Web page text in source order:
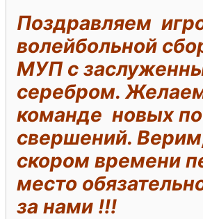
Поздравляем
волейбольной
МУП с
серебром.
команде новых
свершений.
скором времени
место
за нами !!!